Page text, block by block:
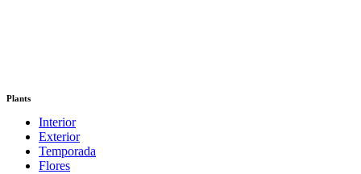
Plants
Interior
Exterior
Temporada
Flores